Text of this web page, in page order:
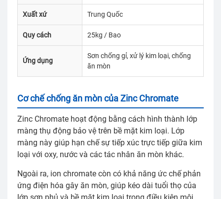
Xuất xứ Trung Quốc
Quy cách 25kg / Bao
Ứng dụng
Sơn chống gỉ, xử lý kim loại, chống
ăn mòn
Cơ chế chống ăn mòn của Zinc Chromate
Zinc Chromate hoạt động bằng cách hình thành lớp
màng thụ động bảo vệ trên bề mặt kim loại. Lớp
màng này giúp hạn chế sự tiếp xúc trực tiếp giữa kim
loại với oxy, nước và các tác nhân ăn mòn khác.
Ngoài ra, ion chromate còn có khả năng ức chế phản
ứng điện hóa gây ăn mòn, giúp kéo dài tuổi thọ của